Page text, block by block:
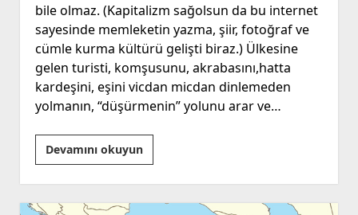
bile olmaz. (Kapitalizm sağolsun da bu internet
sayesinde memleketin yazma, şiir, fotoğraf ve
cümle kurma kültürü gelişti biraz.) Ülkesine
gelen turisti, komşusunu, akrabasını,hatta
kardeşini, eşini vicdan micdan dinlemeden
yolmanın, “düşürmenin” yolunu arar ve…
Devamını okuyunÇürüme,
Şizofreni
ve
Tedavi